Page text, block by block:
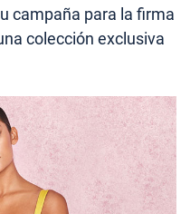
campaña para la firma
colección exclusiva